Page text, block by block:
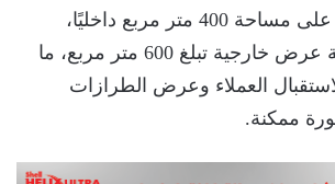
مصر. تمتد الصالة على مساحة 400 متر مربع داخليًا،
بالإضافة إلى ساحة عرض خارجية تبلغ 600 متر مربع، ما
العملاء وعرض الطرازات
ممكنة.